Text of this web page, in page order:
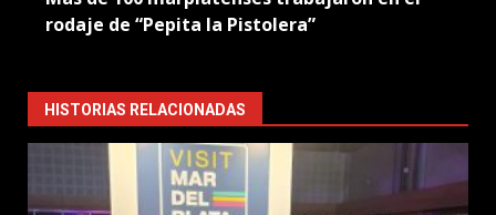
rodaje de “Pepita la Pistolera”
HISTORIAS RELACIONADAS